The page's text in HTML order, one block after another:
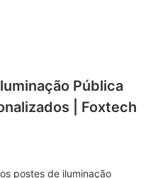
Pública
| Foxtech
postes de iluminação